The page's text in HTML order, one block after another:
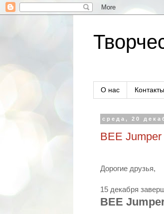
О нас Контакты
среда, 20
BEE Jumper
Дорогие друзья,
15 декабря
BEE